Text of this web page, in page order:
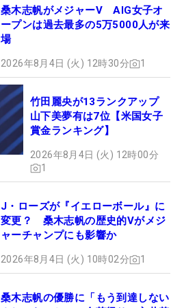
桑木志帆がメジャーV AIG女子オ
ープンは過去最多の5万5000人が来
場
2026年8月4日 (火) 12時30分 1
竹田麗央が13ランクアップ
山下美夢有は7位【米国女子
賞金ランキング】
2026年8月4日 (火) 12時00分
1
J・ローズが『イエローボール』に
変更？ 桑木志帆の歴史的Vがメジ
ャーチャンプにも影響か
2026年8月4日 (火) 10時02分 1
桑木志帆の優勝に「もう到達しない